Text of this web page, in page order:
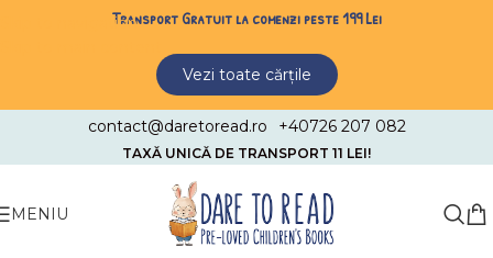
Skip to navigationTransport Gratuit la comenzi peste 199 Lei
Vezi toate cărțile
contact@daretoread.ro +40726 207 082
TAXĂ UNICĂ DE TRANSPORT 11 LEI!
MENIU